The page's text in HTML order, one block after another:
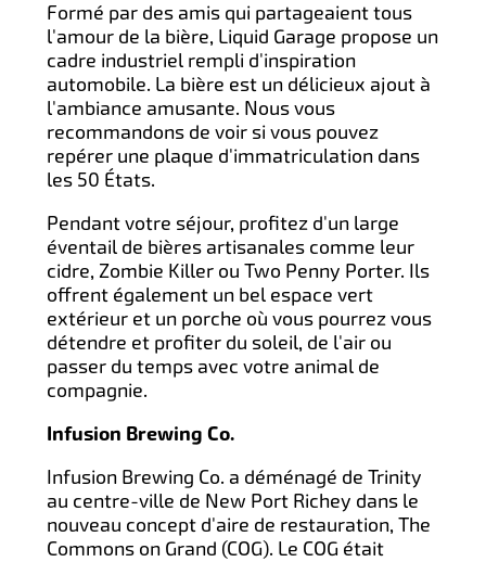
Formé par des amis qui partageaient tous
l'amour de la bière, Liquid Garage propose un
cadre industriel rempli d'inspiration
automobile. La bière est un délicieux ajout à
l'ambiance amusante. Nous vous
recommandons de voir si vous pouvez
repérer une plaque d'immatriculation dans
les 50 États.
Pendant votre séjour, profitez d'un large
éventail de bières artisanales comme leur
cidre, Zombie Killer ou Two Penny Porter. Ils
offrent également un bel espace vert
extérieur et un porche où vous pourrez vous
détendre et profiter du soleil, de l'air ou
passer du temps avec votre animal de
compagnie.
Infusion Brewing Co.
Infusion Brewing Co. a déménagé de Trinity
au centre-ville de New Port Richey dans le
nouveau concept d'aire de restauration, The
Commons on Grand (COG). Le COG était